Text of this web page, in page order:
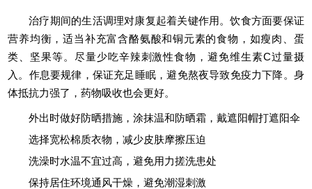
治疗期间的生活调理对康复起着关键作用。饮食方面要保证
营养均衡，适当补充富含酪氨酸和铜元素的食物，如瘦肉、蛋
类、坚果等。尽量少吃辛辣刺激性食物，避免维生素C过量摄
入。作息要规律，保证充足睡眠，避免熬夜导致免疫力下降。身
体抵抗力强了，药物吸收也会更好。
外出时做好防晒措施，涂抹温和防晒霜，戴遮阳帽打遮阳伞
选择宽松棉质衣物，减少皮肤摩擦压迫
洗澡时水温不宜过高，避免用力搓洗患处
保持居住环境通风干燥，避免潮湿刺激